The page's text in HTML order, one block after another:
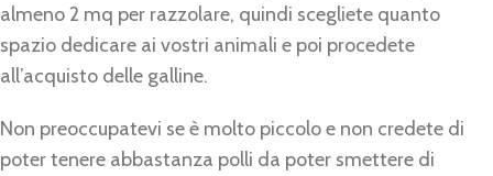
almeno 2 mq per razzolare, quindi scegliete quanto
spazio dedicare ai vostri animali e poi procedete
all’acquisto delle galline.
Non preoccupatevi se è molto piccolo e non credete di
poter tenere abbastanza polli da poter smettere di